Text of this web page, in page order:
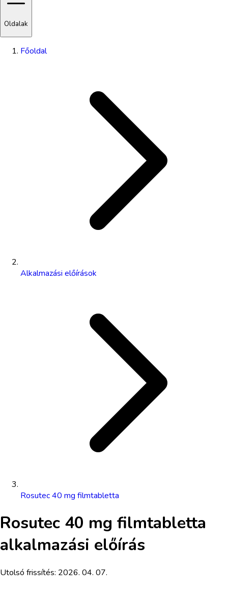
Oldalak
Főoldal
Alkalmazási előírások
Rosutec 40 mg filmtabletta
Rosutec 40 mg filmtabletta
alkalmazási előírás
Utolsó frissítés: 2026. 04. 07.